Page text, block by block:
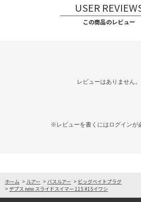
USER
この商品のレビュー
レビューはありません。
※レビューを書くには ログインが
ホーム > ルアー > バスルアー > ビッグベイトプラグ
> デプス new スライドスイマー 115 #15イワシ